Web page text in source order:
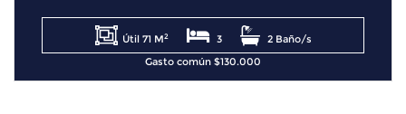
Útil 71 M2 3
2 Baño/s
Gasto común $130.000